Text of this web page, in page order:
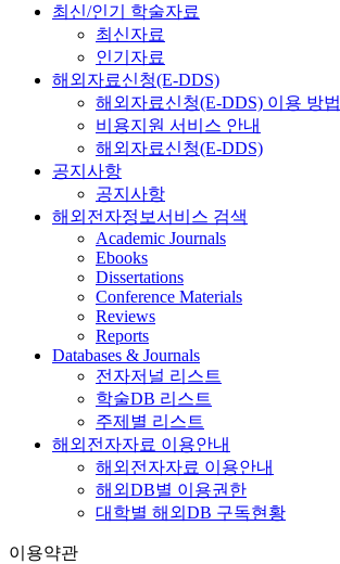
최신/인기 학술자료
최신자료
인기자료
해외자료신청(E-DDS)
해외자료신청(E-DDS) 이용 방법
비용지원 서비스 안내
해외자료신청(E-DDS)
공지사항
공지사항
해외전자정보서비스 검색
Academic Journals
Ebooks
Dissertations
Conference Materials
Reviews
Reports
Databases & Journals
전자저널 리스트
학술DB 리스트
주제별 리스트
해외전자자료 이용안내
해외전자자료 이용안내
해외DB별 이용권한
대학별 해외DB 구독현황
이용약관